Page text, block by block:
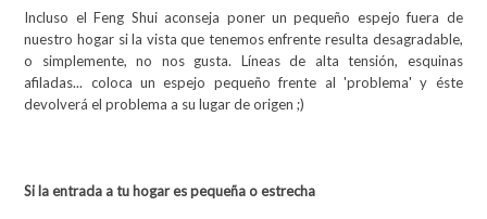
Incluso el Feng Shui aconseja poner un pequeño espejo fuera de
nuestro hogar si la vista que tenemos enfrente resulta desagradable,
o simplemente, no nos gusta. Líneas de alta tensión, esquinas
afiladas... coloca un espejo pequeño frente al 'problema' y éste
devolverá el problema a su lugar de origen ;)
Si la entrada a tu hogar es pequeña o estrecha